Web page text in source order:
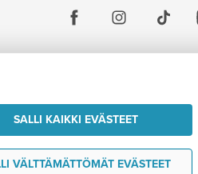
SALLI KAIKKI EVÄSTEET
VÄLTTÄMÄTTÖMÄT EVÄSTEET